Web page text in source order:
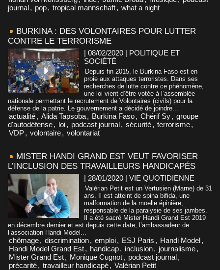
journal, pop, tropical mannschaft, what a night
BURKINA : DES VOLONTAIRES POUR LUTTER
CONTRE LE TERRORISME
| 08/02/2020 | POLITIQUE ET
SOCIÉTÉ
Depuis fin 2015, le Burkina Faso est en
proie aux attaques terroristes. Dans ses
recherches de lutte contre ce phénomène,
une loi vient d’être votée à l’assemblée
nationale permettant le recrutement de Volontaires (civils) pour la
défense de la patrie. Le gouvernement a décidé de joindre...
actualité, Alida Tapsoba, Burkina Faso, Chérif Sy, groupe
d'autodéfense, loi, podcast journal, sécurité, terrorisme,
VDP, volontaire, volontariat
MISTER HANDI GRAND EST VEUT FAVORISER
L’INCLUSION DES TRAVAILLEURS HANDICAPÉS
| 28/01/2020 | VIE QUOTIDIENNE
Valérian Petit est un Vertusien (Marne) de 31
ans. Il est atteint de spina bifida, une
malformation de la moelle épinière,
responsable de la paralysie de ses jambes.
Il a été sacré Mister Handi Grand Est 2019
en décembre dernier et est depuis cette date, l’ambassadeur de
l’association Handi Model...
chômage, discrimination, emploi, ESJ Paris , Handi Model,
Handi Model Grand Est, handicap, inclusion, journalisme,
Mister Grand Est, Monique Cugnot, podcast journal,
précarité, travailleur handicapé, Valérian Petit